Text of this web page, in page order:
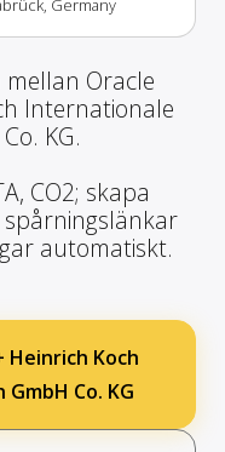
Germany
Oracle
Internationale
KG.
CO2; skapa
automatiskt.
Koch
Co. KG